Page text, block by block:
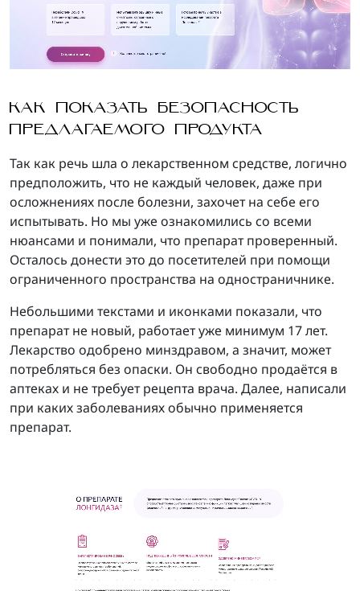
КАК ПОКАЗАТЬ БЕЗОПАСНОСТЬ
ПРЕДЛАГАЕМОГО ПРОДУКТА
Так как речь шла о лекарственном средстве, логично
предположить, что не каждый человек, даже при
осложнениях после болезни, захочет на себе его
испытывать. Но мы уже ознакомились со всеми
нюансами и понимали, что препарат проверенный.
Осталось донести это до посетителей при помощи
ограниченного пространства на одностраничнике.
Небольшими текстами и иконками показали, что
препарат не новый, работает уже минимум 17 лет.
Лекарство одобрено минздравом, а значит, может
потребляться без опаски. Он свободно продаётся в
аптеках и не требует рецепта врача. Далее, написали
при каких заболеваниях обычно применяется
препарат.